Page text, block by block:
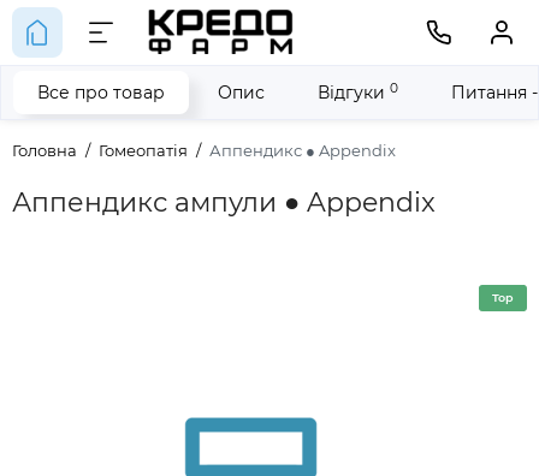
Головна Гомеопатія Аппендикс ● Appendix
Аппендикс ампули ● Appendix
Все про товар Опис Відгуки 0 Питання
Top